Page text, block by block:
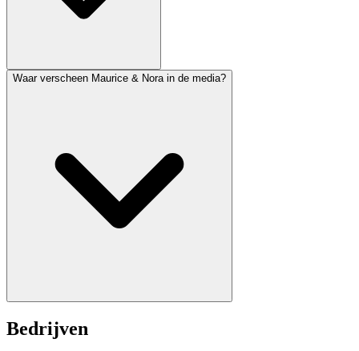
Waar verscheen Maurice & Nora in de media?
Bedrijven